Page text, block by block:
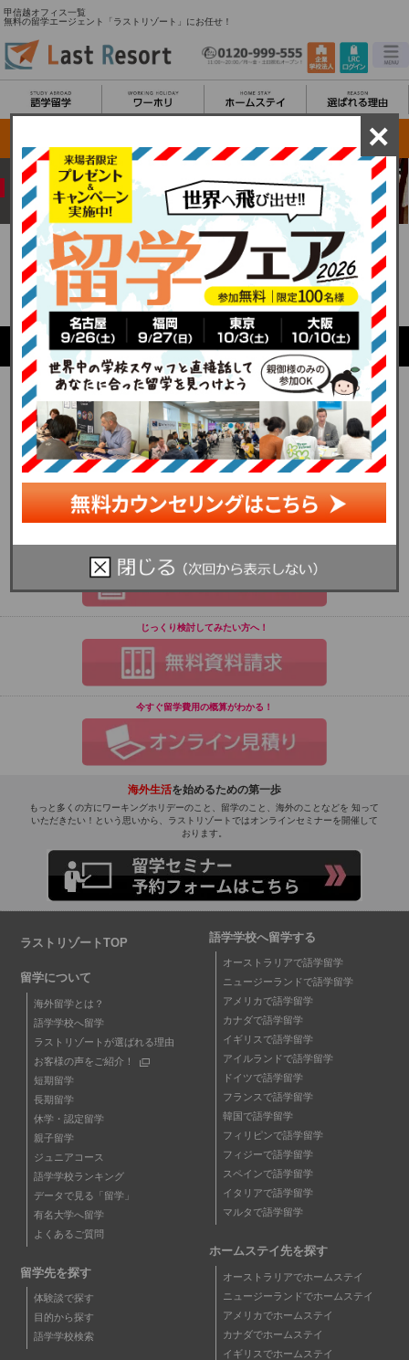
甲信越オフィス一覧
無料の留学エージェント「ラストリゾート」にお任せ！
×
安心の国内43拠点
甲信越 オフィス一覧 海外拠点 はこちら
HOME 国内オフィス検索TOP 甲信越オフィス一覧
Nagano office list
長野県
■長野オフィス
長野県長野市大字南長野末広町1356 Nacs末広2F
フリーコール：0120-999-555
■松本オフィス
長野県松本市深志1-2-33 IMビル3F
フリーコール：0120-999-555
お気軽にご相談ください！
じっくり検討してみたい方へ！
今すぐ留学費用の概算がわかる！
海外生活を始めるための第一歩
もっと多くの方にワーキングホリデーのこと、留学のこと、海外のことなどを 知って
いただきたい！という思いから、ラストリゾートではオンラインセミナーを開催して
おります。
ラストリゾートTOP
留学について
海外留学とは？
語学学校へ留学
ラストリゾートが選ばれる理由
お客様の声をご紹介！
短期留学
長期留学
休学・認定留学
親子留学
ジュニアコース
語学学校ランキング
データで見る「留学」
有名大学へ留学
よくあるご質問
留学先を探す
体験談で探す
目的から探す
語学学校検索
語学学校へ留学する
オーストラリアで語学留学
ニュージーランドで語学留学
アメリカで語学留学
カナダで語学留学
イギリスで語学留学
アイルランドで語学留学
ドイツで語学留学
フランスで語学留学
韓国で語学留学
フィリピンで語学留学
フィジーで語学留学
スペインで語学留学
イタリアで語学留学
マルタで語学留学
ホームステイ先を探す
オーストラリアでホームステイ
ニュージーランドでホームステイ
アメリカでホームステイ
カナダでホームステイ
イギリスでホームステイ